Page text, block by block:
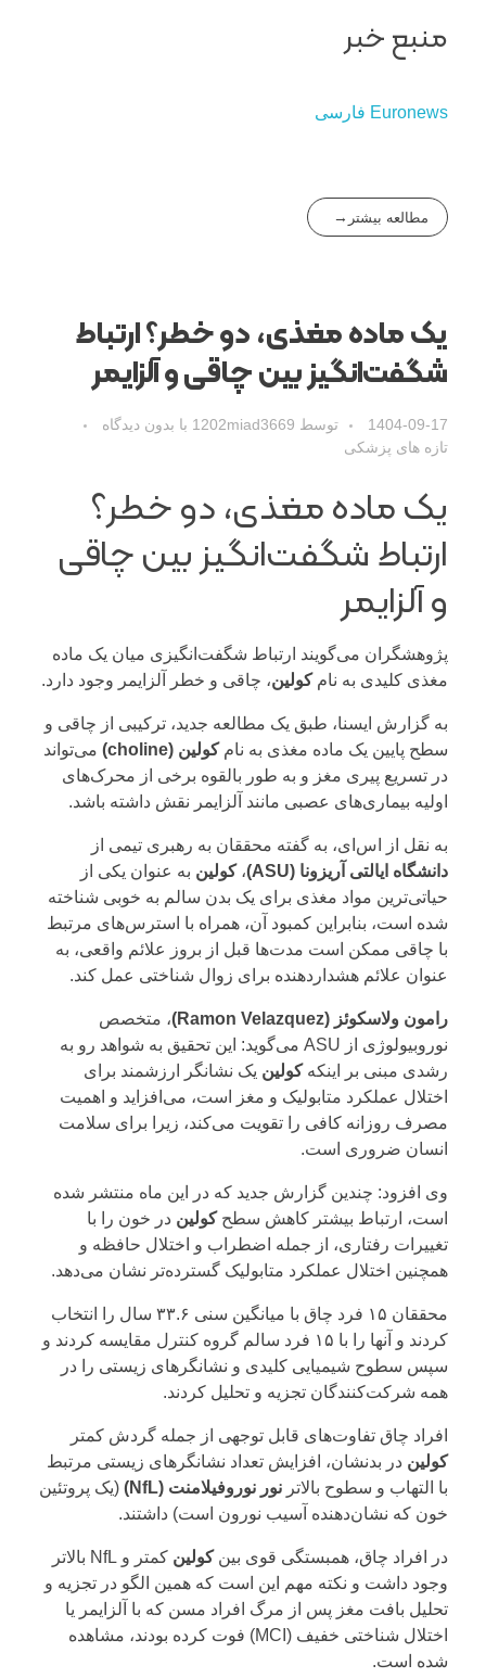
منبع خبر
Euronews فارسی
مطالعه بیشتر
یک ماده مغذی، دو خطر؟ ارتباط
شگفت‌انگیز بین چاقی و آلزایمر
1404-09-17 توسط 1202miad3669 با بدون دیدگاه
تازه های پزشکی
یک ماده مغذی، دو خطر؟
ارتباط شگفت‌انگیز بین چاقی
و آلزایمر
پژوهشگران می‌گویند ارتباط شگفت‌انگیزی میان یک ماده
مغذی کلیدی به نامکولین، چاقی و خطر آلزایمر وجود دارد.
به گزارش ایسنا، طبق یک مطالعه جدید، ترکیبی از چاقی و
سطح پایین یک ماده مغذی به نامکولین (choline)
می‌تواند
در تسریع پیری مغز و به طور بالقوه برخی از محرک‌های
اولیه بیماری‌های عصبی مانند آلزایمر نقش داشته باشد.
به نقل از اس‌ای، به گفته محققان به رهبری تیمی از
دانشگاه ایالتی آریزونا (ASU)
،کولین به عنوان یکی از
حیاتی‌ترین مواد مغذی برای یک بدن سالم به خوبی شناخته
شده است، بنابراین کمبود آن، همراه با استرس‌های مرتبط
با چاقی ممکن است مدت‌ها قبل از بروز علائم واقعی، به
عنوان علائم هشداردهنده برای زوال شناختی عمل کند.
رامون ولاسکوئز (Ramon Velazquez)
، متخصص
نوروبیولوژی از ASU می‌گوید: این تحقیق به شواهد رو به
رشدی مبنی بر اینکهکولین یک نشانگر ارزشمند برای
اختلال عملکرد متابولیک و مغز است، می‌افزاید و اهمیت
مصرف روزانه کافی را تقویت می‌کند، زیرا برای سلامت
انسان ضروری است.
وی افزود: چندین گزارش جدید که در این ماه منتشر شده
است، ارتباط بیشتر کاهش سطحکولین در خون را با
تغییرات رفتاری، از جمله اضطراب و اختلال حافظه و
همچنین اختلال عملکرد متابولیک گسترده‌تر نشان می‌دهد.
محققان ۱۵ فرد چاق با میانگین سنی ۳۳.۶ سال را انتخاب
کردند و آنها را با ۱۵ فرد سالم گروه کنترل مقایسه کردند و
سپس سطوح شیمیایی کلیدی و نشانگرهای زیستی را در
همه شرکت‌کنندگان تجزیه و تحلیل کردند.
افراد چاق تفاوت‌های قابل توجهی از جمله گردش کمتر
کولین در بدنشان، افزایش تعداد نشانگرهای زیستی مرتبط
با التهاب و سطوح بالاتر نور نوروفیلامنت (NfL)
(یک پروتئین
خون که نشان‌دهنده آسیب نورون است) داشتند.
در افراد چاق، همبستگی قوی بینکولین
کمتر و NfL بالاتر
وجود داشت و نکته مهم این است که همین الگو در تجزیه و
تحلیل بافت مغز پس از مرگ افراد مسن که با آلزایمر یا
اختلال شناختی خفیف (MCI) فوت کرده بودند، مشاهده
شده است.